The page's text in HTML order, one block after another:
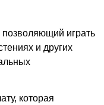
играть
и других
которая